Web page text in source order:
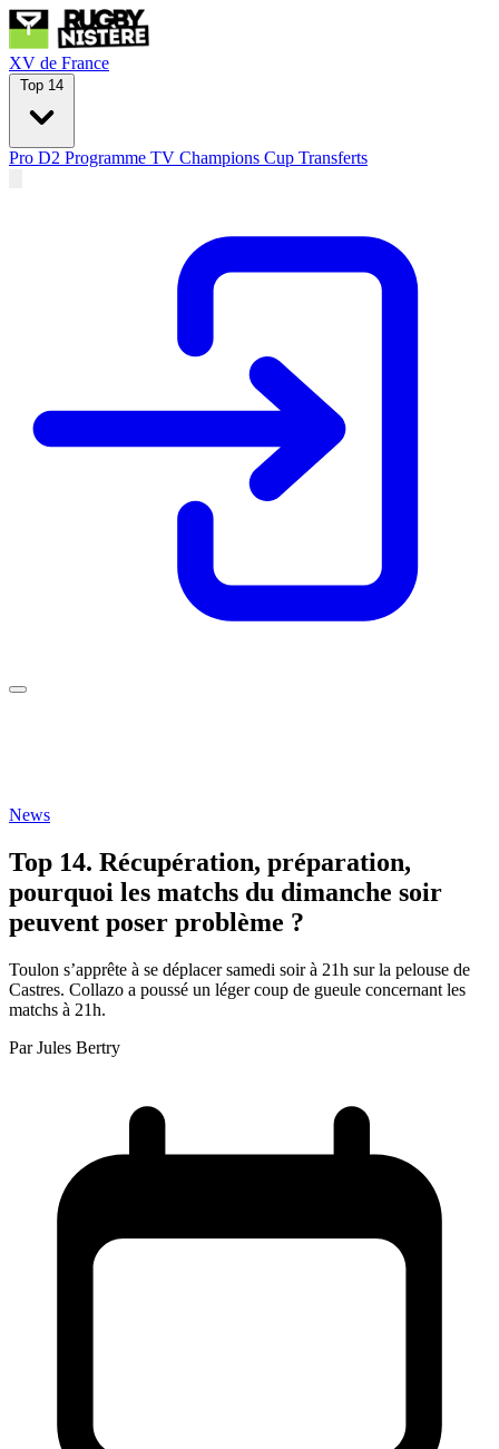
XV de France
Top 14
Pro D2 Programme TV Champions Cup Transferts
News
Top 14. Récupération, préparation,
pourquoi les matchs du dimanche soir
peuvent poser problème ?
Toulon s’apprête à se déplacer samedi soir à 21h sur la pelouse de
Castres. Collazo a poussé un léger coup de gueule concernant les
matchs à 21h.
Par Jules Bertry